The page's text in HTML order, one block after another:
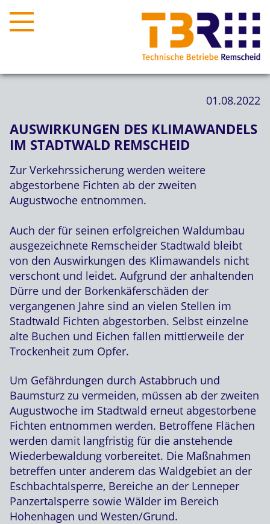
01.08.2022
AUSWIRKUNGEN DES KLIMAWANDELS
IM STADTWALD REMSCHEID
Zur Verkehrssicherung werden weitere
abgestorbene Fichten ab der zweiten
Augustwoche entnommen.
Auch der für seinen erfolgreichen Waldumbau
ausgezeichnete Remscheider Stadtwald bleibt
von den Auswirkungen des Klimawandels nicht
verschont und leidet. Aufgrund der anhaltenden
Dürre und der Borkenkäferschäden der
vergangenen Jahre sind an vielen Stellen im
Stadtwald Fichten abgestorben. Selbst einzelne
alte Buchen und Eichen fallen mittlerweile der
Trockenheit zum Opfer.
Um Gefährdungen durch Astabbruch und
Baumsturz zu vermeiden, müssen ab der zweiten
Augustwoche im Stadtwald erneut abgestorbene
Fichten entnommen werden. Betroffene Flächen
werden damit langfristig für die anstehende
Wiederbewaldung vorbereitet. Die Maßnahmen
betreffen unter anderem das Waldgebiet an der
Eschbachtalsperre, Bereiche an der Lenneper
Panzertalsperre sowie Wälder im Bereich
Hohenhagen und Westen/Grund.